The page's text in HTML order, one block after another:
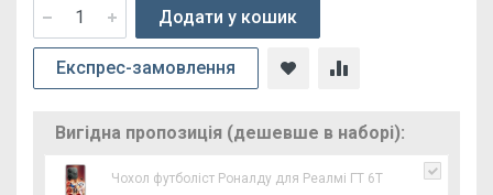
Додати у кошик
Експрес-замовлення
Вигідна пропозиція (дешевше в наборі):
Чохол футболіст Роналду для Реалмі ГТ 6Т